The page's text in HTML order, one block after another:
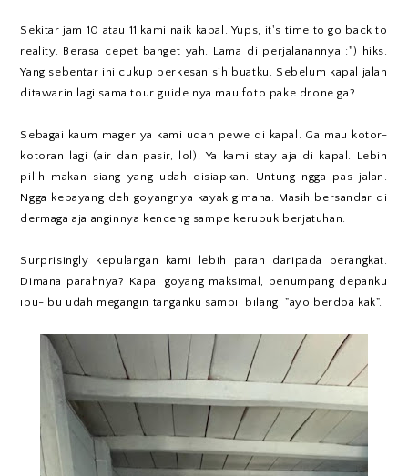
Sekitar jam 10 atau 11 kami naik kapal. Yups, it's time to go back to
reality. Berasa cepet banget yah. Lama di perjalanannya :") hiks.
Yang sebentar ini cukup berkesan sih buatku. Sebelum kapal jalan
ditawarin lagi sama tour guide nya mau foto pake drone ga?
Sebagai kaum mager ya kami udah pewe di kapal. Ga mau kotor-
kotoran lagi (air dan pasir, lol). Ya kami stay aja di kapal. Lebih
pilih makan siang yang udah disiapkan. Untung ngga pas jalan.
Ngga kebayang deh goyangnya kayak gimana. Masih bersandar di
dermaga aja anginnya kenceng sampe kerupuk berjatuhan.
Surprisingly kepulangan kami lebih parah daripada berangkat.
Dimana parahnya? Kapal goyang maksimal, penumpang depanku
ibu-ibu udah megangin tanganku sambil bilang, "ayo berdoa kak".